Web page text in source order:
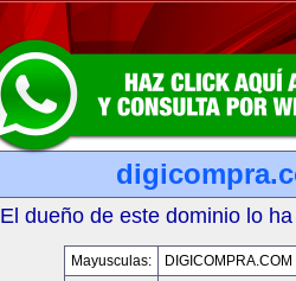
El dueño de este dominio lo
Mayusculas:
DIGICOMPRA.COM